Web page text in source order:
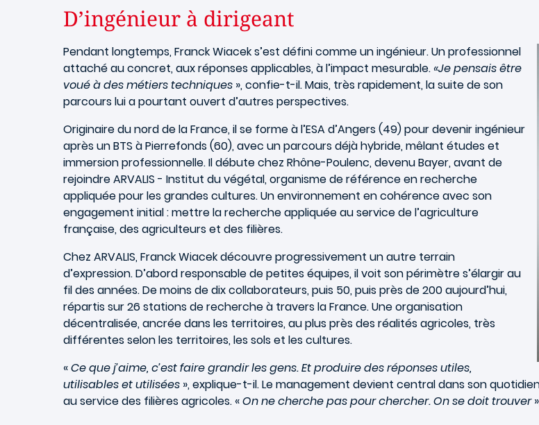
D’ingénieur à dirigeant
Pendant longtemps, Franck Wiacek s’est défini comme un ingénieur. Un professionnel
attaché au concret, aux réponses applicables, à l’impact mesurable.«Je pensais être
voué à des métiers techniques », confie-t-il. Mais, très rapidement, la suite de son
parcours lui a pourtant ouvert d’autres perspectives.
Originaire du nord de la France, il se forme à l’ESA d’Angers (49) pour devenir ingénieur
après un BTS à Pierrefonds (60), avec un parcours déjà hybride, mêlant études et
immersion professionnelle. Il débute chez Rhône-Poulenc, devenu Bayer, avant de
rejoindre ARVALIS - Institut du végétal, organisme de référence en recherche
appliquée pour les grandes cultures. Un environnement en cohérence avec son
engagement initial : mettre la recherche appliquée au service de l’agriculture
française, des agriculteurs et des filières.
Chez ARVALIS, Franck Wiacek découvre progressivement un autre terrain
d’expression. D’abord responsable de petites équipes, il voit son périmètre s’élargir au
fil des années. De moins de dix collaborateurs, puis 50, puis près de 200 aujourd’hui,
répartis sur 26 stations de recherche à travers la France. Une organisation
décentralisée, ancrée dans les territoires, au plus près des réalités agricoles, très
différentes selon les territoires, les sols et les cultures.
«Ce que j’aime, c’est faire grandir les gens. Et produire des réponses utiles,
utilisables et utilisées », explique-t-il. Le management devient central dans son
au service des filières agricoles. «On ne cherche pas pour chercher. On se doit trouver